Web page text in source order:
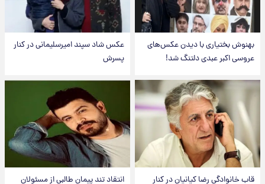
بهنوش بختیاری با دیدن عکس‌های
عروسی اکبر عبدی دلتنگ شد!
عکس شاد سپند امیرسلیمانی در کنار
پسرش
قاب خانوادگی رضا کیانیان در کنار
انتقاد تند پیمان طالبی از مسئولان